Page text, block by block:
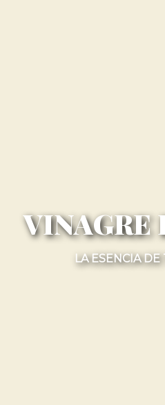
VINAGRE
LA ESENCIA